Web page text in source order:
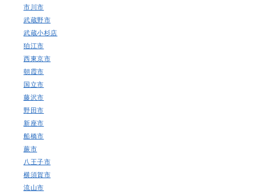
市川市
武蔵野市
武蔵小杉店
狛江市
西東京市
朝霞市
国立市
藤沢市
野田市
新座市
船橋市
蕨市
八王子市
横須賀市
流山市